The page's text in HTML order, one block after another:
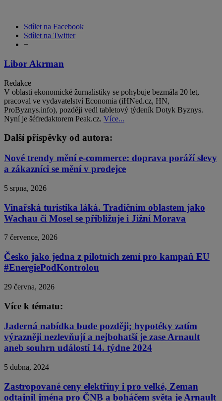
Sdílet na Facebook
Sdílet na Twitter
+
Libor Akrman
Redakce
V oblasti ekonomické žurnalistiky se pohybuje bezmála 20 let,
pracoval ve vydavatelství Economia (iHNed.cz, HN,
ProByznys.info), později vedl tabletový týdeník Dotyk Byznys.
Nyní je šéfredaktorem Peak.cz. Více...
Další příspěvky od autora:
Nové trendy mění e-commerce: doprava poráží slevy
a zákazníci se mění v prodejce
5 srpna, 2026
Vinařská turistika láká. Tradičním oblastem jako
Wachau či Mosel se přibližuje i Jižní Morava
7 července, 2026
Česko jako jedna z pilotních zemí pro kampaň EU
#EnergiePodKontrolou
29 června, 2026
Více k tématu:
Jaderná nabídka bude později; hypotéky zatím
výrazněji nezlevňují a nejbohatší je zase Arnault
aneb souhrn událostí 14. týdne 2024
5 dubna, 2024
Zastropované ceny elektřiny i pro velké, Zeman
odtajnil jména pro ČNB a boháčem světa je Arnault